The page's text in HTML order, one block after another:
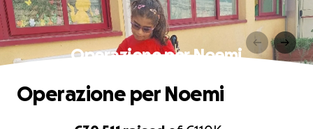
Operazione per Noemi
Operazione per Noemi